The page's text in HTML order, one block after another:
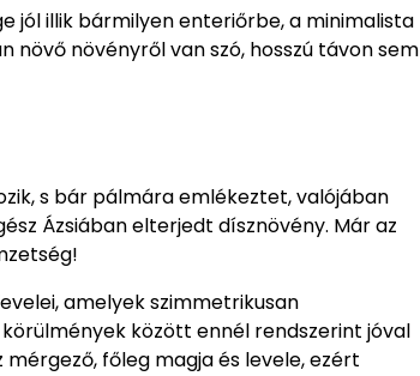
jól illik bármilyen enteriőrbe, a minimalista
növő növényről van szó, hosszú távon sem
s bár pálmára emlékeztet, valójában
Ázsiában elterjedt dísznövény. Már az
amelyek szimmetrikusan
között ennél rendszerint jóval
főleg magja és levele, ezért